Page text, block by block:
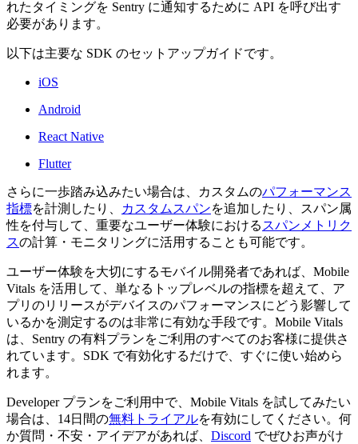
れたタイミングを Sentry に通知するために API を呼び出す
必要があります。
以下は主要な SDK のセットアップガイドです。
iOS
Android
React Native
Flutter
さらに一歩踏み込みたい場合は、カスタムのパフォーマンス
指標を計測したり、 カスタムスパンを追加したり、スパン属
性を付与して、重要なユーザー体験における スパンメトリク
スの計算・モニタリングに活用することも可能です。
ユーザー体験を大切にするモバイル開発者であれば、Mobile
Vitals を活用して、単なるトップレベルの指標を超えて、ア
プリのリリースがデバイスのパフォーマンスにどう影響して
いるかを測定するのは非常に有効な手段です。Mobile Vitals
は、Sentry の有料プランをご利用のすべてのお客様に提供さ
れています。SDK で有効化するだけで、すぐに使い始めら
れます。
Developer プランをご利用中で、Mobile Vitals を試してみたい
場合は、14日間の無料トライアルを有効にしてください。何
か質問・不安・アイデアがあれば、 Discord でぜひお声がけ